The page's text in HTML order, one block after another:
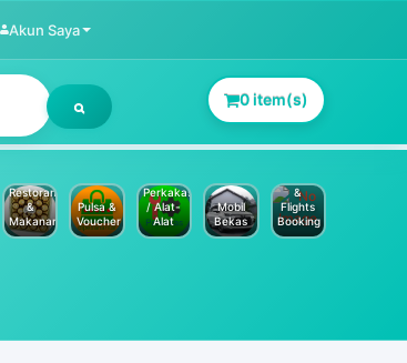
Akun Saya
0 item(s)
Restoran
&
Makanan
Pulsa &
Voucher
Perkakas
/ Alat-
Alat
Mobil
Bekas
&
Flights
Booking